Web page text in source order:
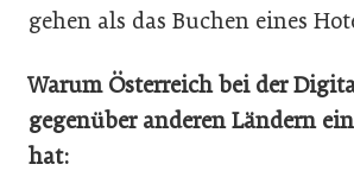
gehen als das Buchen eines
Warum Österreich bei der
gegenüber anderen Ländern
hat: